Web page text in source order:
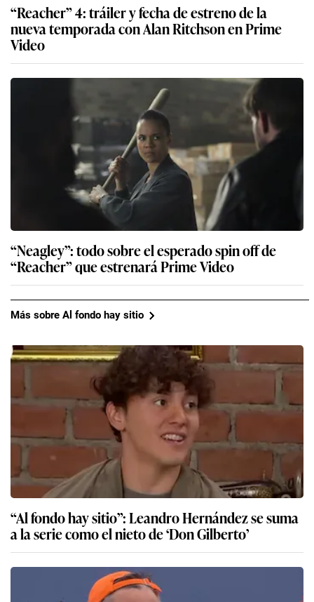
“Reacher” 4: tráiler y fecha de estreno de la
nueva temporada con Alan Ritchson en Prime
Video
“Neagley”: todo sobre el esperado spin off de
“Reacher” que estrenará Prime Video
Más sobre Al fondo hay sitio
“Al fondo hay sitio”: Leandro Hernández se suma
a la serie como el nieto de ‘Don Gilberto’